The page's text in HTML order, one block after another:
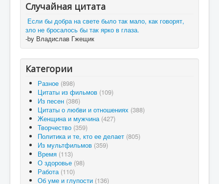
Случайная цитата
Если бы добра на свете было так мало, как говорят,
зло не бросалось бы так ярко в глаза.
-by Владислав Гжещик
Категории
Разное (898)
Цитаты из фильмов (109)
Из песен (386)
Цитаты о любви и отношениях (388)
Женщина и мужчина (427)
Творчество (359)
Политика и те, кто ее делает (805)
Из мультфильмов (359)
Время (113)
О здоровье (98)
Работа (110)
Об уме и глупости (136)